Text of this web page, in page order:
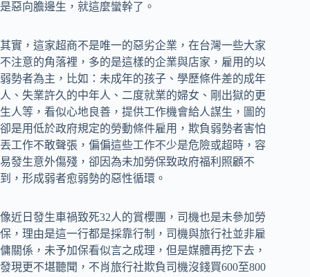
是惡向膽邊生，就這麼蠻幹了。
其實，這家超商不是唯一的惡劣企業，在台灣一些大家
不注意的角落裡，多的是這樣的企業與店家，雇用的以
弱勢者為主，比如：未成年的孩子、學歷條件差的成年
人、失業許久的中年人、二度就業的婦女、剛出獄的更
生人等，看似心地良善，提供工作機會給人謀生，圖的
卻是用低於政府規定的勞動條件雇用，欺負弱勢者害怕
丟工作不敢聲張，偏偏這些工作不少是危險或超時，容
易發生意外傷殘，卻因為未加勞保致政府福利照顧不
到，形成弱者愈弱勢的惡性循環。
像近日發生車禍致死32人的賞櫻團，司機也是未參加勞
保，理由是這一行都是採靠行制，司機與旅行社並非雇
傭關係，未予加保看似言之成理，但是媒體再挖下去，
發現更不堪聽聞，不肖旅行社欺負司機沒錢買600至800